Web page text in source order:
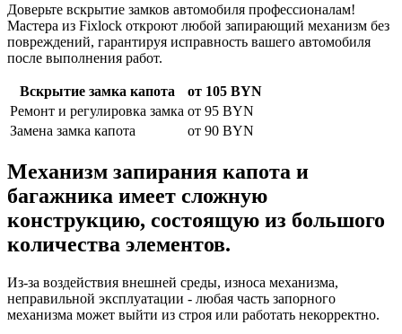
Доверьте вскрытие замков автомобиля профессионалам!
Мастера из Fixlock откроют любой запирающий механизм без
повреждений, гарантируя исправность вашего автомобиля
после выполнения работ.
Вскрытие замка капота
от 105 BYN
Ремонт и регулировка замка от 95 BYN
Замена замка капота
от 90 BYN
Механизм запирания капота и
багажника имеет сложную
конструкцию, состоящую из большого
количества элементов.
Из-за воздействия внешней среды, износа механизма,
неправильной эксплуатации - любая часть запорного
механизма может выйти из строя или работать некорректно.